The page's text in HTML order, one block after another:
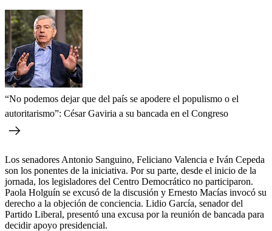
“No podemos dejar que del país se apodere el populismo o el
autoritarismo”: César Gaviria a su bancada en el Congreso
Los senadores Antonio Sanguino, Feliciano Valencia e Iván Cepeda
son los ponentes de la iniciativa. Por su parte, desde el inicio de la
jornada, los legisladores del Centro Democrático no participaron.
Paola Holguín se excusó de la discusión y Ernesto Macías invocó su
derecho a la objeción de conciencia. Lidio García, senador del
Partido Liberal, presentó una excusa por la reunión de bancada para
decidir apoyo presidencial.